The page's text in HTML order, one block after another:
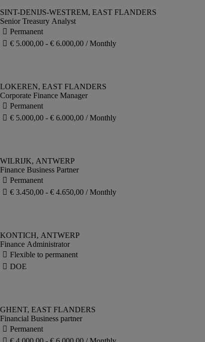
Senior Treasury Analyst
Corporate Finance Manager
Finance Business Partner
Finance Administrator
Financial Business partner